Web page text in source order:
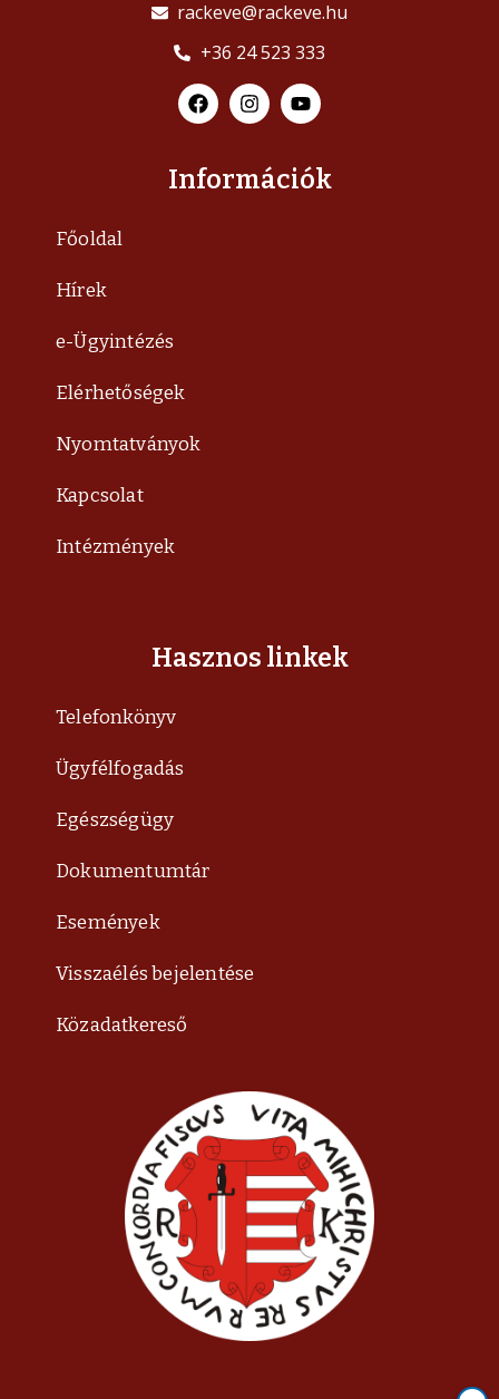
Hasznos linkek
Telefonkönyv
Ügyfélfogadás
Egészségügy
Dokumentumtár
Események
Visszaélés bejelentése
Közadatkereső
Információk
Főoldal
Hírek
e-Ügyintézés
Elérhetőségek
Nyomtatványok
Kapcsolat
Intézmények
rackeve@rackeve.hu
+36 24 523 333